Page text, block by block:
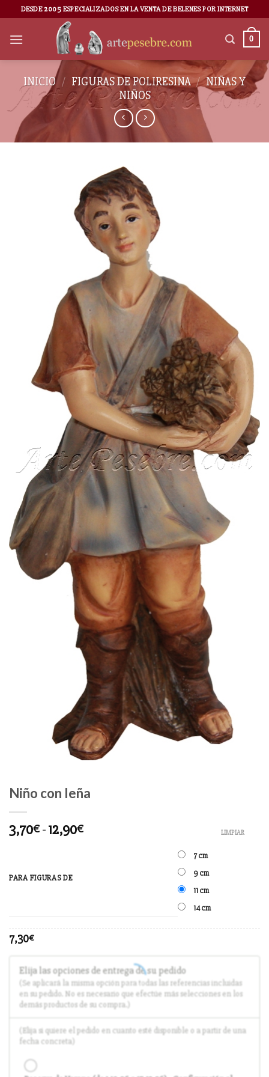
DESDE 2005 ESPECIALIZADOS EN LA VENTA DE BELENES POR INTERNET
0
INICIO / FIGURAS DE POLIRESINA / NIÑAS Y
NIÑOS
Niño con leña
3,70€ -12,90€
PARA FIGURAS DE
7 cm
9 cm
11 cm
14 cm
LIMPIAR
7,30€
Elija las opciones de entrega de su pedido
(Se aplicará la misma opción para todas las referencias incluidas
en su pedido. No es necesario que efectúe más selecciones en los
demás productos de su compra.)
(Elija si quiere el pedido en cuanto esté disponible o a partir de una
fecha concreta)